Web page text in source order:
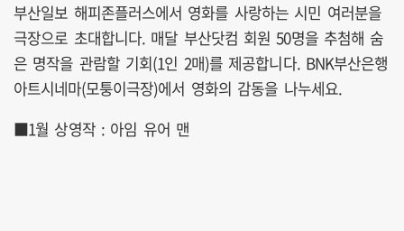
부산일보 해피존플러스에서 영화를 사랑하는 시민 여러분을
극장으로 초대합니다. 매달 부산닷컴 회원 50명을 추첨해 숨
은 명작을 관람할 기회(1인 2매)를 제공합니다. BNK부산은행
아트시네마(모퉁이극장)에서 영화의 감동을 나누세요.
■1월 상영작 : 아임 유어 맨